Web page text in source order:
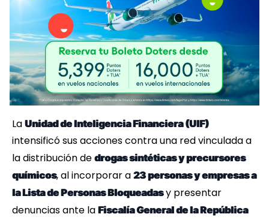
La Unidad de Inteligencia Financiera (UIF)
intensificó sus acciones contra una red vinculada a
la distribución de drogas sintéticas y precursores
químicos, al incorporar a 23 personas y empresas a
la Lista de Personas Bloqueadasy presentar
denuncias ante la Fiscalía General de la República